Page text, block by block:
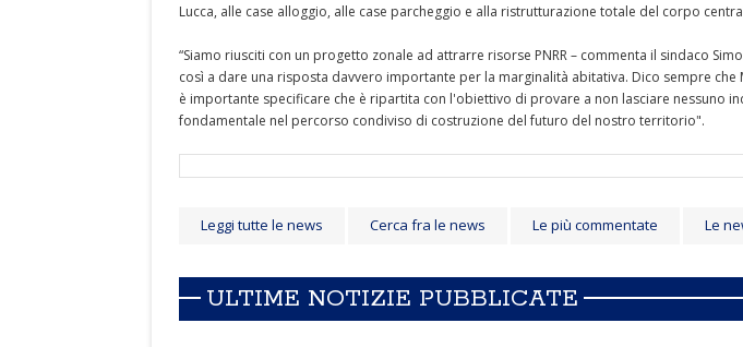
Lucca, alle case alloggio, alle case parcheggio e alla ristrutturazione totale del corpo
“Siamo riusciti con un progetto zonale ad attrarre risorse PNRR – commenta il sindaco
così a dare una risposta davvero importante per la marginalità abitativa. Dico sempre che
è importante specificare che è ripartita con l'obiettivo di provare a non lasciare nessuno
fondamentale nel percorso condiviso di costruzione del futuro del nostro territorio".
Leggi tutte le news Cerca fra le news Le più commentate Le
ULTIME NOTIZIE PUBBLICATE